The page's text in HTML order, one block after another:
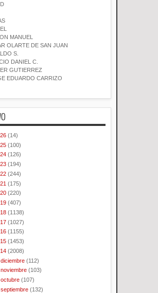
MANUEL
OLARTE DE SAN JUAN
S.
DANIEL C.
GUTIERREZ
EDUARDO CARRIZO
(14)
(100)
(126)
(194)
(244)
(175)
(220)
(407)
(1138)
(1027)
(1155)
(1453)
(2008)
diciembre (112)
noviembre (103)
octubre (107)
septiembre (132)